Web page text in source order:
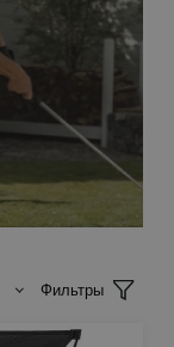
Фильтры